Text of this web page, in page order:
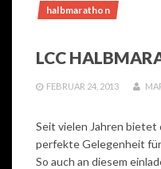
halbmarathon
LCC
FEBRUAR 24, 2013
Seit vielen Jahren bietet
perfekte Gelegenheit
So auch an diesem